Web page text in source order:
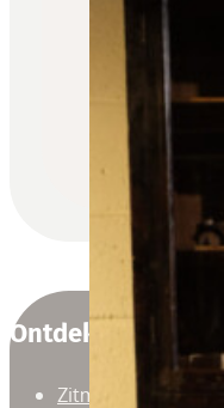
Ontdek
Zitmeubelen